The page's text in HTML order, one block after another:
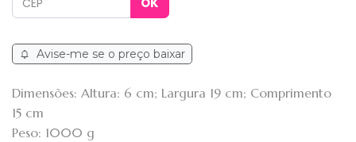
Avise-me se o preço baixar
Dimensões: Altura: 6 cm; Largura 19 cm; Comprimento
15 cm
Peso: 1000 g